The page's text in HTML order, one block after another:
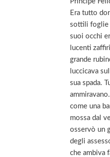
Era tutto
sottili foglie
suoi occhi
lucenti
grande
luccicava
sua spada.
come una
mossa dal
osservò un
degli
che ambiva